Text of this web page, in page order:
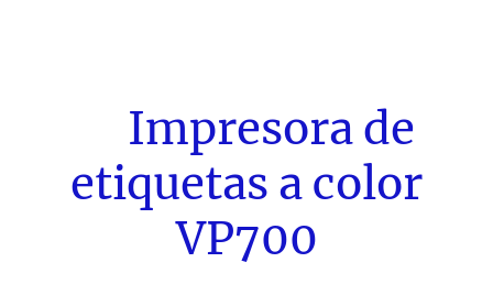
Impresora de
etiquetas a color
VP700